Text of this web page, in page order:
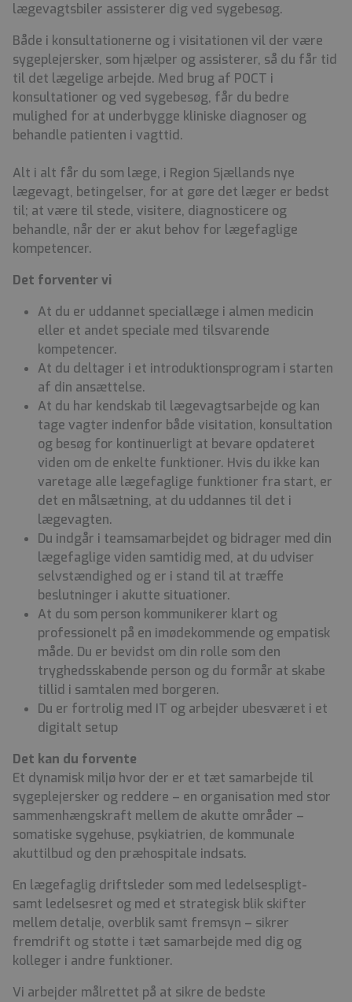
lægevagtsbiler assisterer dig ved sygebesøg.
Både i konsultationerne og i visitationen vil der være
sygeplejersker, som hjælper og assisterer, så du får tid
til det lægelige arbejde. Med brug af POCT i
konsultationer og ved sygebesøg, får du bedre
mulighed for at underbygge kliniske diagnoser og
behandle patienten i vagttid.
Alt i alt får du som læge, i Region Sjællands nye
lægevagt, betingelser, for at gøre det læger er bedst
til; at være til stede, visitere, diagnosticere og
behandle, når der er akut behov for lægefaglige
kompetencer.
Det forventer vi
At du er uddannet speciallæge i almen medicin
eller et andet speciale med tilsvarende
kompetencer.
At du deltager i et introduktionsprogram i starten
af din ansættelse.
At du har kendskab til lægevagtsarbejde og kan
tage vagter indenfor både visitation, konsultation
og besøg for kontinuerligt at bevare opdateret
viden om de enkelte funktioner. Hvis du ikke kan
varetage alle lægefaglige funktioner fra start, er
det en målsætning, at du uddannes til det i
lægevagten.
Du indgår i teamsamarbejdet og bidrager med din
lægefaglige viden samtidig med, at du udviser
selvstændighed og er i stand til at træffe
beslutninger i akutte situationer.
At du som person kommunikerer klart og
professionelt på en imødekommende og empatisk
måde. Du er bevidst om din rolle som den
tryghedsskabende person og du formår at skabe
tillid i samtalen med borgeren.
Du er fortrolig med IT og arbejder ubesværet i et
digitalt setup
Det kan du forvente
Et dynamisk miljø hvor der er et tæt samarbejde til
sygeplejersker og reddere – en organisation med stor
sammenhængskraft mellem de akutte områder –
somatiske sygehuse, psykiatrien, de kommunale
akuttilbud og den præhospitale indsats.
En lægefaglig driftsleder som med ledelsespligt-
samt ledelsesret og med et strategisk blik skifter
mellem detalje, overblik samt fremsyn – sikrer
fremdrift og støtte i tæt samarbejde med dig og
kolleger i andre funktioner.
Vi arbejder målrettet på at sikre de bedste